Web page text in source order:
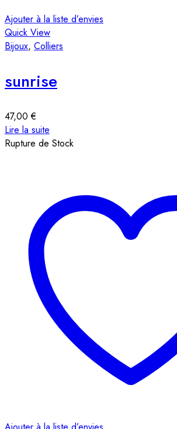
Ajouter à la liste d’envies
Quick View
Bijoux, Colliers
sunrise
47,00€
Lire la suite
Rupture de Stock